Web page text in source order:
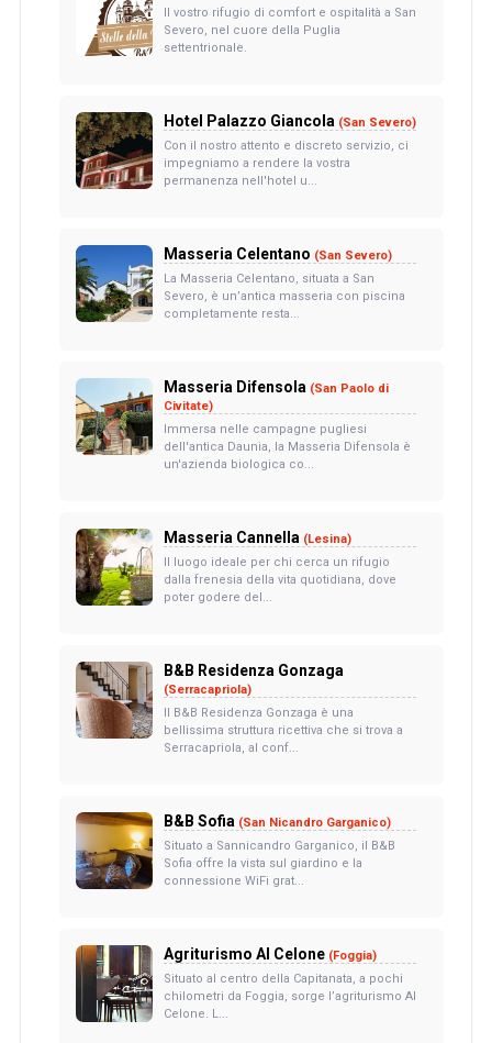
Il vostro rifugio di comfort e ospitalità a San
Severo, nel cuore della Puglia
settentrionale.
Hotel Palazzo Giancola (San Severo)
Con il nostro attento e discreto servizio, ci
impegniamo a rendere la vostra
permanenza nell'hotel u...
Masseria Celentano (San Severo)
La Masseria Celentano, situata a San
Severo, è un’antica masseria con piscina
completamente resta...
Masseria Difensola (San Paolo di
Civitate)
Immersa nelle campagne pugliesi
dell'antica Daunia, la Masseria Difensola è
un'azienda biologica co...
Masseria Cannella (Lesina)
Il luogo ideale per chi cerca un rifugio
dalla frenesia della vita quotidiana, dove
poter godere del...
B&B Residenza Gonzaga
(Serracapriola)
Il B&B Residenza Gonzaga è una
bellissima struttura ricettiva che si trova a
Serracapriola, al conf...
B&B Sofia (San Nicandro Garganico)
Situato a Sannicandro Garganico, il B&B
Sofia offre la vista sul giardino e la
connessione WiFi grat...
Agriturismo Al Celone (Foggia)
Situato al centro della Capitanata, a pochi
chilometri da Foggia, sorge l’agriturismo Al
Celone. L...